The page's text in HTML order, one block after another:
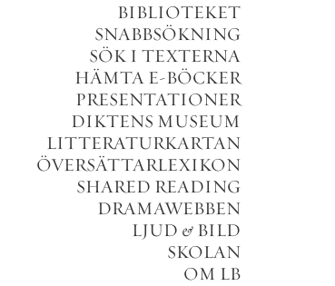
BIBLIOTEKET
SNABBSÖKNING
SÖK I TEXTERNA
HÄMTA E-BÖCKER
PRESENTATIONER
DIKTENS MUSEUM
LITTERATURKARTAN
ÖVERSÄTTARLEXIKON
SHARED READING
DRAMAWEBBEN
LJUD & BILD
SKOLAN
OM LB